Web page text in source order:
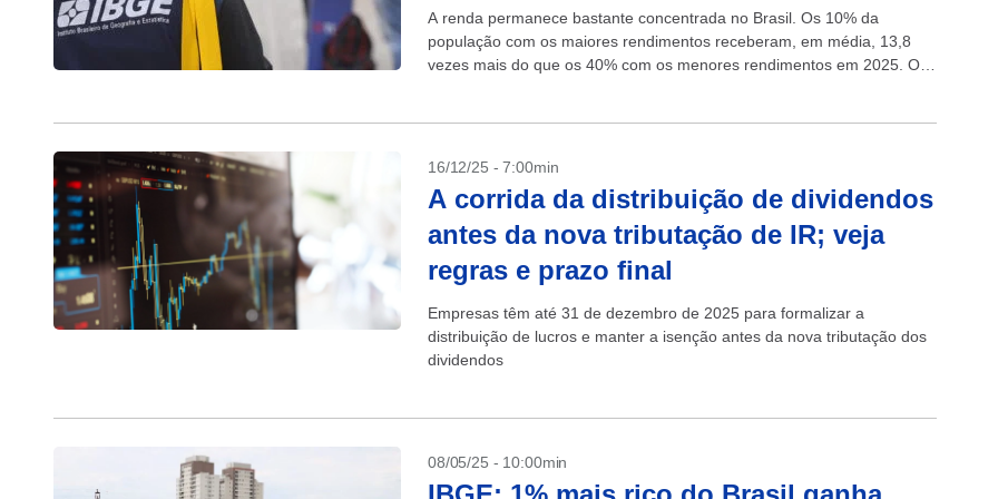
A renda permanece bastante concentrada no Brasil. Os 10% da
população com os maiores rendimentos receberam, em média, 13,8
vezes mais do que os 40% com os menores rendimentos em 2025. Os
16/12/25 - 7:00min
A corrida da distribuição de dividendos
antes da nova tributação de IR; veja
regras e prazo final
Empresas têm até 31 de dezembro de 2025 para formalizar a
distribuição de lucros e manter a isenção antes da nova tributação dos
dividendos
08/05/25 - 10:00min